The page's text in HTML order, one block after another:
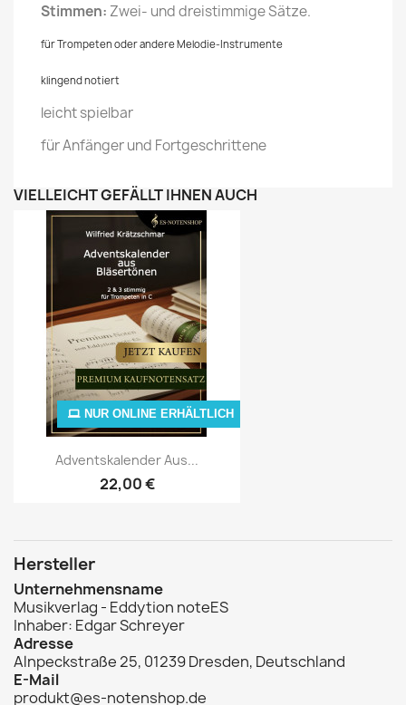
Stimmen: Zwei- und dreistimmige Sätze.
für Trompeten oder andere Melodie-Instrumente
klingend notiert
leicht spielbar
für Anfänger und Fortgeschrittene
VIELLEICHT GEFÄLLT IHNEN AUCH
Adventskalender Aus...
22,00 €
NUR ONLINE ERHÄLTLICH
Hersteller
Unternehmensname
Musikverlag - Eddytion noteES
Inhaber: Edgar Schreyer
Adresse
Alnpeckstraße 25, 01239 Dresden, Deutschland
E-Mail
produkt@es-notenshop.de